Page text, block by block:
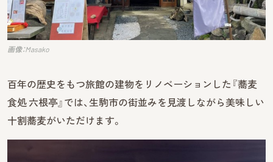
画像：Masako
百年の歴史をもつ旅館の建物をリノベーションした『蕎麦
食処 六根亭』では、生駒市の街並みを見渡しながら美味しい
十割蕎麦がいただけます。